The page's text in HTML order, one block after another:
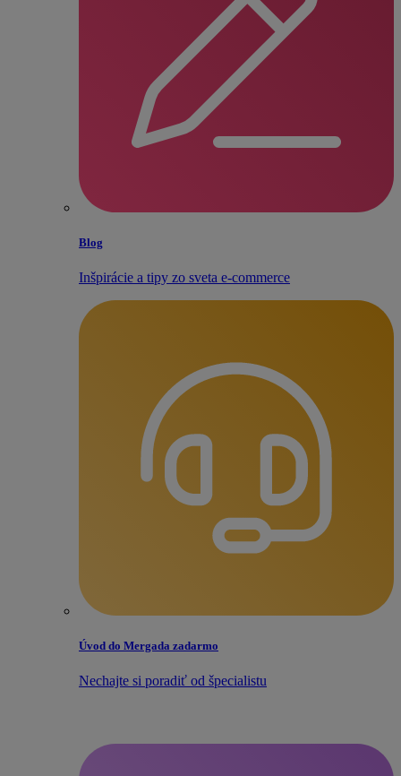
Blog
Inšpirácie a tipy zo sveta e‑commerce
Úvod do Mergada zadarmo
Nechajte si poradiť od špecialistu